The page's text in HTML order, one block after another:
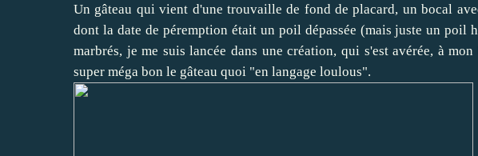
Un gâteau qui vient d'une trouvaille de fond de placard, un bocal
dont la date de péremption était un poil dépassée (mais juste un poil
marbrés, je me suis lancée dans une création, qui s'est avérée, à
super méga bon le gâteau quoi "en langage loulous".